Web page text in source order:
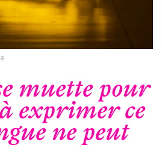
muette pour
exprimer ce
ne peut